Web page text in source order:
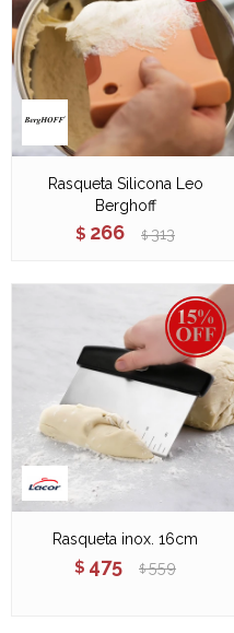
Rasqueta Silicona Leo
Berghoff
$ 266 $ 313
Rasqueta inox. 16cm
$ 475 $ 559